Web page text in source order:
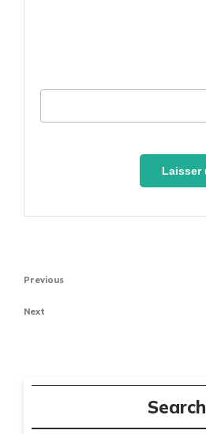
Navigation
de
Previous
Previous
Next
Next
Search